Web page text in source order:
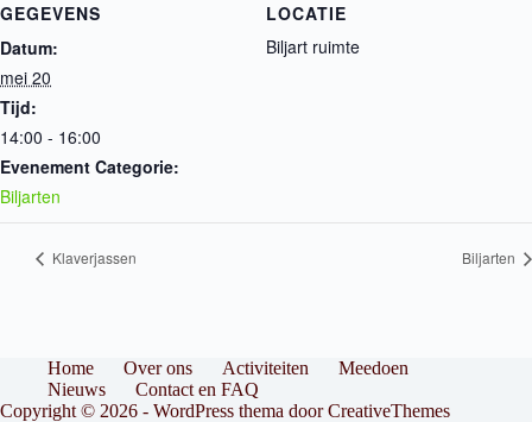
GEGEVENS
Datum:
mei 20
Tijd:
14:00 - 16:00
Evenement Categorie:
Biljarten
LOCATIE
Biljart ruimte
Klaverjassen Biljarten
Home Over ons Activiteiten
Meedoen
Nieuws
Contact en FAQ
Copyright © 2026 - WordPress thema doorCreativeThemes